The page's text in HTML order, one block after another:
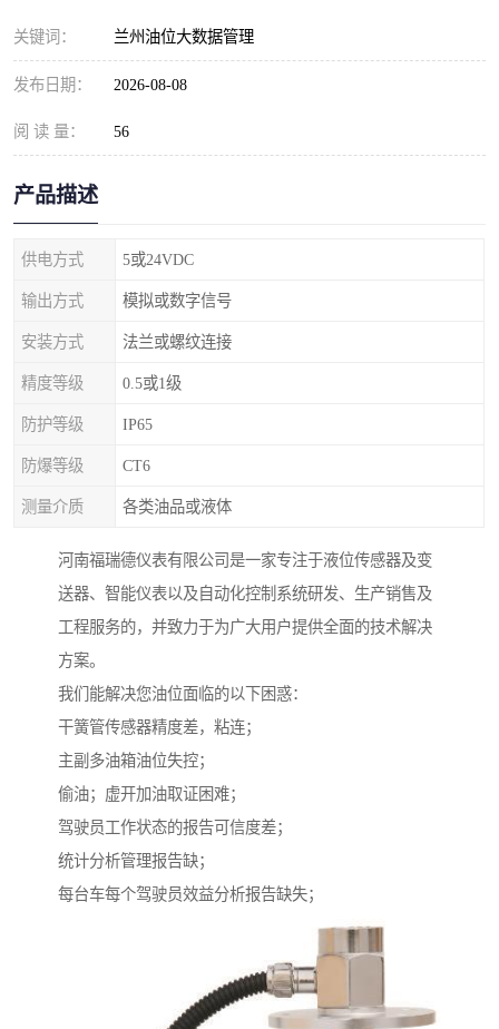
关键词： 兰州油位大数据管理
发布日期： 2026-08-08
阅 读 量： 56
产品描述
供电方式 5或24VDC
输出方式 模拟或数字信号
安装方式 法兰或螺纹连接
精度等级 0.5或1级
防护等级 IP65
防爆等级 CT6
测量介质 各类油品或液体
河南福瑞德仪表有限公司是一家专注于液位传感器及变
送器、智能仪表以及自动化控制系统研发、生产销售及
工程服务的，并致力于为广大用户提供全面的技术解决
方案。
我们能解决您油位面临的以下困惑：
干簧管传感器精度差，粘连；
主副多油箱油位失控；
偷油；虚开加油取证困难；
驾驶员工作状态的报告可信度差；
统计分析管理报告缺；
每台车每个驾驶员效益分析报告缺失；